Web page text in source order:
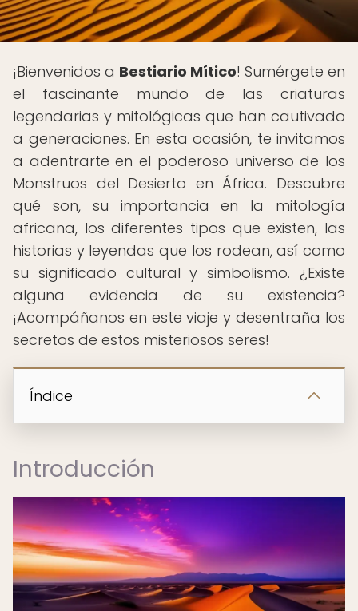
¡Bienvenidos a Bestiario Mítico! Sumérgete en
el fascinante mundo de las criaturas
legendarias y mitológicas que han cautivado
a generaciones. En esta ocasión, te invitamos
a adentrarte en el poderoso universo de los
Monstruos del Desierto en África. Descubre
qué son, su importancia en la mitología
africana, los diferentes tipos que existen, las
historias y leyendas que los rodean, así como
su significado cultural y simbolismo. ¿Existe
alguna evidencia de su existencia?
¡Acompáñanos en este viaje y desentraña los
secretos de estos misteriosos seres!
Índice
Introducción